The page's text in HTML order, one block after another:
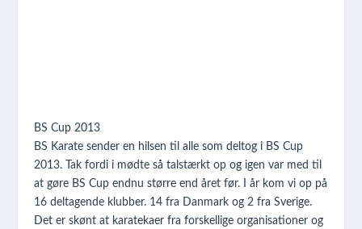
BS Cup 2013
BS Karate sender en hilsen til alle som deltog i BS Cup
2013. Tak fordi i mødte så talstærkt op og igen var med til
at gøre BS Cup endnu større end året før. I år kom vi op på
16 deltagende klubber. 14 fra Danmark og 2 fra Sverige.
Det er skønt at karatekaer fra forskellige organisationer og